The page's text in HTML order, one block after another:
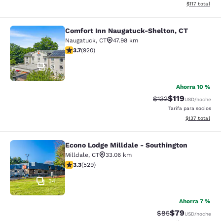
Ver detalles
$117 total
Comfort Inn Naugatuck-Shelton, CT
31
Comfort Inn Naugatuck-Shelton, CT
Naugatuck, CT
47.98 km
calificación de 3.74 estrellas. Bueno. 920 reseñas
3.7(920)
Ahorra 10 %
Precio tachado:
$132Precio con
$119USD/noche
Tarifa para socios
Ver detalles
$137 total
Econo Lodge Milldale - Southington
34
Econo Lodge Milldale - Southington
Milldale, CT
33.06 km
calificación de 3.26 estrellas. Bueno. 529 reseñas
3.3(529)
Ahorra 7 %
Precio tachado:
$85Precio con
$79USD/noche